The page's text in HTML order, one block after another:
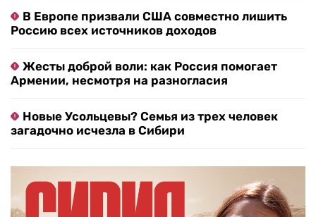
В Европе призвали США совместно лишить
Россию всех источников доходов
Жесты доброй воли: как Россия помогает
Армении, несмотря на разногласия
Новые Усольцевы? Семья из трех человек
загадочно исчезла в Сибири